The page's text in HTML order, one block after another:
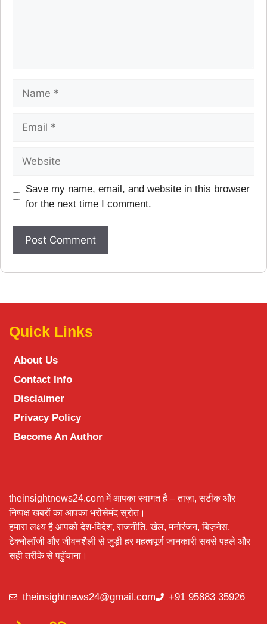
Save my name, email, and website in this browser
for the next time I comment.
Quick Links
About Us
Contact Info
Disclaimer
Privacy Policy
Become An Author
theinsightnews24.com में आपका स्वागत है – ताज़ा, सटीक और
निष्पक्ष खबरों का आपका भरोसेमंद स्रोत।
हमारा लक्ष्य है आपको देश-विदेश, राजनीति, खेल, मनोरंजन, बिज़नेस,
टेक्नोलॉजी और जीवनशैली से जुड़ी हर महत्वपूर्ण जानकारी सबसे पहले और
सही तरीके से पहुँचाना।
theinsightnews24@gmail.com +91 95883 35926